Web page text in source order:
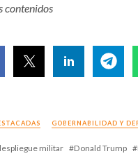
contenidos
GOBERNABILIDAD Y
militar Donald Trump